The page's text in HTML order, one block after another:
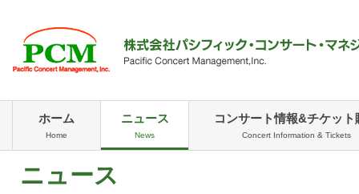
ホーム
Home
ニュース
News
コンサート情報&チケット
Concert Information & Tickets
ニュース